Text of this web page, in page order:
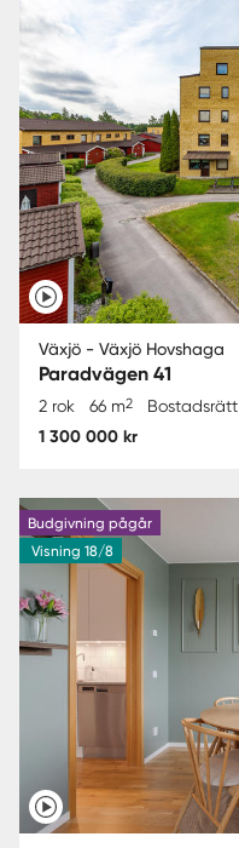
Växjö - Växjö Hovshaga
Paradvägen 41
2 rok 66 m2 Bostadsrätt
1 300 000 kr
Budgivning pågår
Visning 18/8